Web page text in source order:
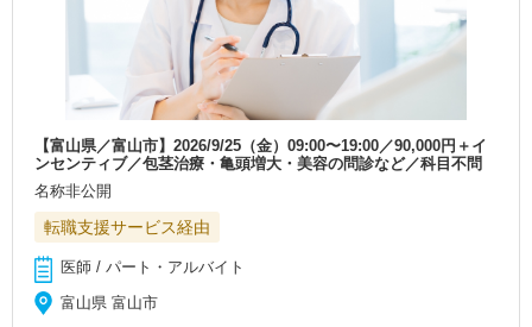
【富山県／富山市】2026/9/25（金）09:00〜19:00／90,000円＋イ
ンセンティブ／包茎治療・亀頭増大・美容の問診など／科目不問
名称非公開
転職支援サービス経由
医師 / パート・アルバイト
富山県 富山市